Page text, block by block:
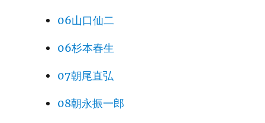
06山口仙二
06杉本春生
07朝尾直弘
08朝永振一郎